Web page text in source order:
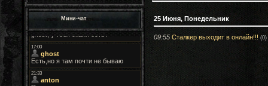
Мини-чат 25 Июня, Понедельник
09:55 Сталкер выходит в онлайн!!! (0)